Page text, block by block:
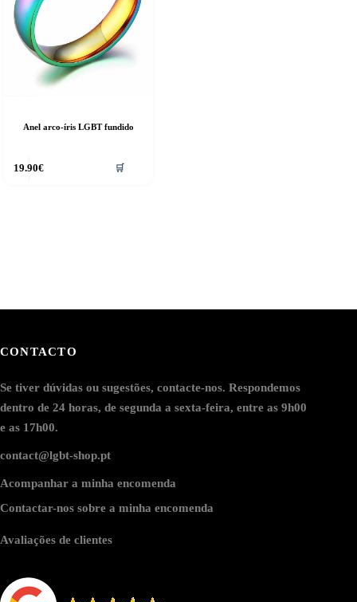
Anel arco-íris LGBT fundido
19.90€ 🛒
CONTACTO
Se tiver dúvidas ou sugestões, contacte-nos. Respondemos
dentro de 24 horas, de segunda a sexta-feira, entre as 9h00
e as 17h00.
contact@lgbt-shop.pt
Acompanhar a minha encomenda
Contactar-nos sobre a minha encomenda
Avaliações de clientes